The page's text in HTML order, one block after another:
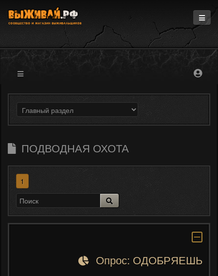
Информация
Магазин
Форум
ПОДВОДНАЯ ОХОТА
1
Опрос: ОДОБРЯЕШЬ